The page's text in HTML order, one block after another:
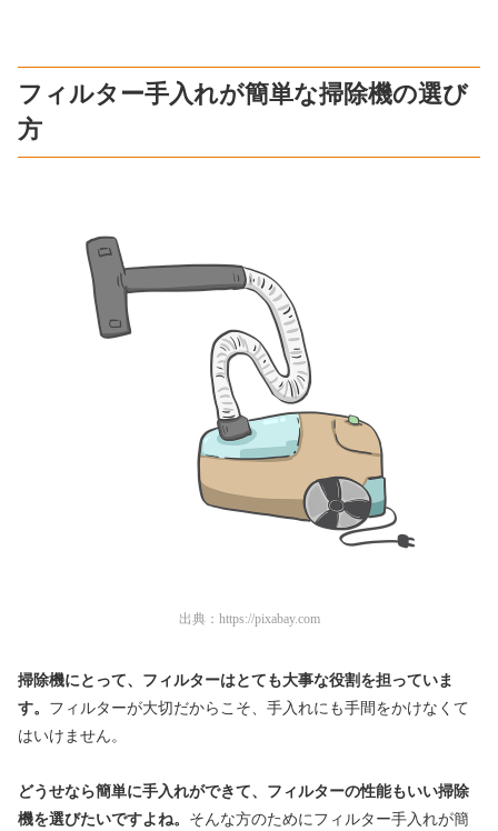
フィルター手入れが簡単な掃除機の選び
方
出典： https://pixabay.com
掃除機にとって、フィルターはとても大事な役割を担っていま
す。 フィルターが大切だからこそ、手入れにも手間をかけなくて
はいけません。
どうせなら簡単に手入れができて、フィルターの性能もいい掃除
機を選びたいですよね。 そんな方のためにフィルター手入れが簡